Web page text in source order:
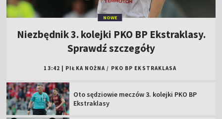
NOWE
Niezbędnik 3. kolejki PKO BP Ekstraklasy.
Sprawdź szczegóły
13:42 PIŁKA NOŻNA / PKO BP EKSTRAKLASA
Oto sędziowie meczów 3. kolejki PKO BP
Ekstraklasy